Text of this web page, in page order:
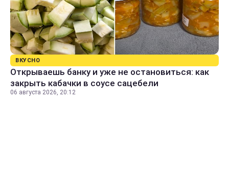
ВКУСНО
Открываешь банку и уже не остановиться: как
закрыть кабачки в соусе сацебели
06 августа 2026, 20:12